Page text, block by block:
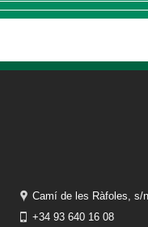
Camí de les Ràfoles, s/
+34 93 640 16 08